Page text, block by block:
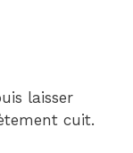
laisser
cuit.